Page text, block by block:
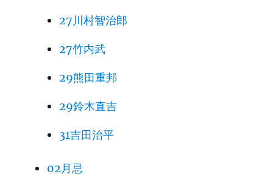
27川村智治郎
27竹内武
29熊田重邦
29鈴木直吉
31吉田治平
02月忌